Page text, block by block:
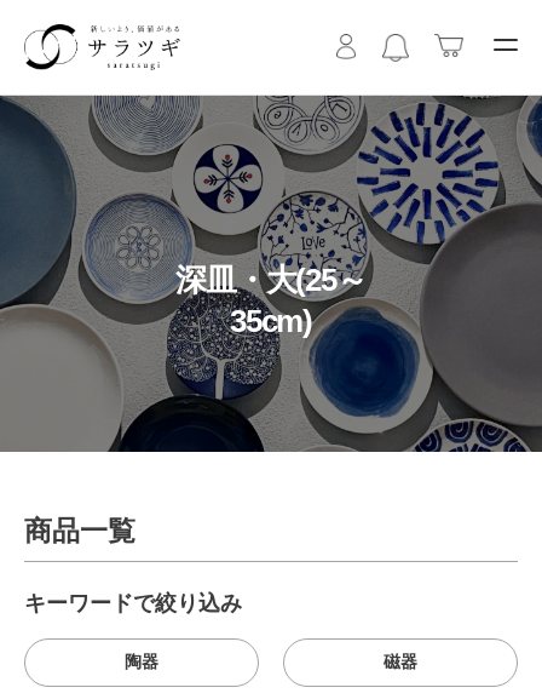
深皿・大(25～
35cm)
商品一覧
キーワードで絞り込み
陶器 磁器